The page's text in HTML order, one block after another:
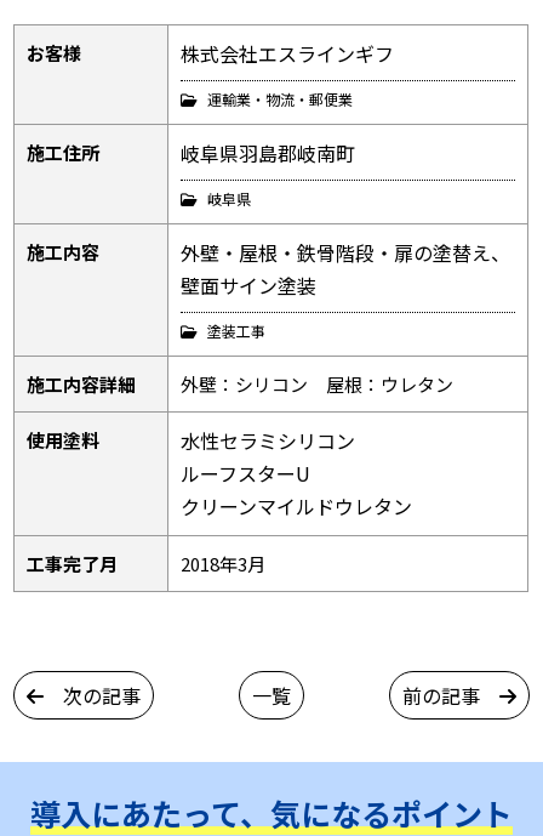
お客様 株式会社エスラインギフ
運輸業・物流・郵便業
施工住所 岐阜県羽島郡岐南町
岐阜県
施工内容
外壁・屋根・鉄骨階段・扉の塗替え、
壁面サイン塗装
塗装工事
施工内容詳細 外壁：シリコン 屋根：ウレタン
使用塗料
水性セラミシリコン
ルーフスターU
クリーンマイルドウレタン
工事完了月 2018年3月
次の記事 一覧 前の記事
導入にあたって、気になるポイント